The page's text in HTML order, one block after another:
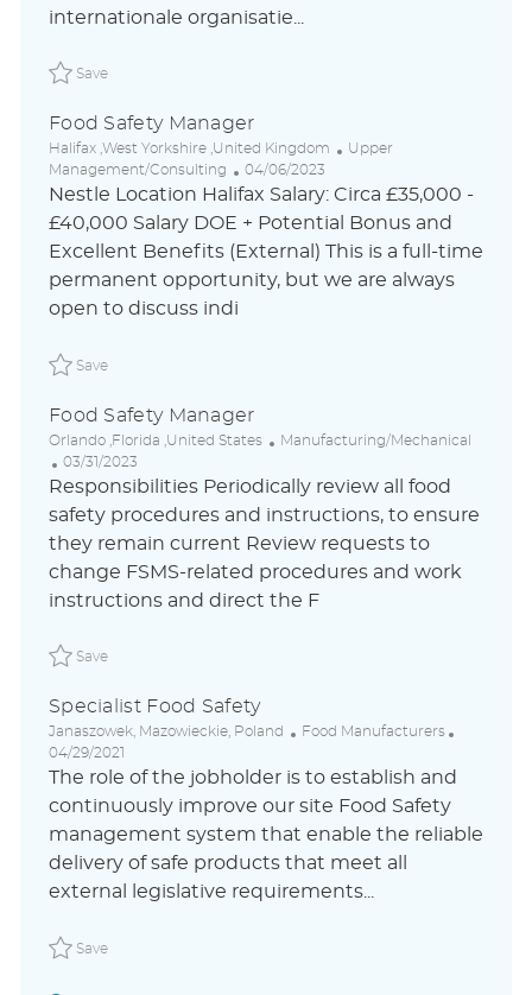
n
y
internationale organisatie...
Save
Food Safety Manager
L
o
c
t
o
Halifax ,West Yorkshire ,United Kingdom
C
t
g
o
r
Upper
Management/Consulting
P
o
e
d
04/06/2023
Nestle Location Halifax Salary: Circa £35,000 -
£40,000 Salary DOE + Potential Bonus and
Excellent Benefits (External) This is a full-time
permanent opportunity, but we are always
open to discuss indi
Save
Food Safety Manager
L
o
c
t
i
o
Orlando ,Florida ,United States
C
t
g
o
r
Manufacturing/Mechanical
P
o
t
e
d
a
e
03/31/2023
Responsibilities Periodically review all food
safety procedures and instructions, to ensure
they remain current Review requests to
change FSMS-related procedures and work
instructions and direct the F
Save
Specialist Food Safety
L
o
c
t
o
Janaszowek, Mazowieckie, Poland
C
t
g
o
r
Food Manufacturers
d
04/29/2021
The role of the jobholder is to establish and
continuously improve our site Food Safety
management system that enable the reliable
delivery of safe products that meet all
external legislative requirements...
Save